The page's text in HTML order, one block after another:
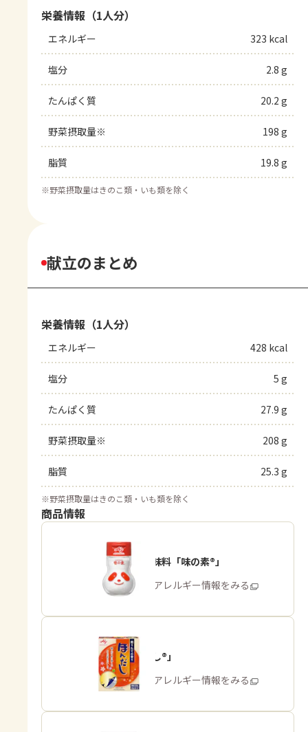
栄養情報（1人分）
エネルギー 323 kcal
塩分 2.8 g
たんぱく質 20.2 g
野菜摂取量※ 198 g
脂質 19.8 g
※野菜摂取量はきのこ類・いも類を除く
献立のまとめ
栄養情報（1人分）
エネルギー 428 kcal
塩分 5 g
たんぱく質 27.9 g
野菜摂取量※ 208 g
脂質 25.3 g
※野菜摂取量はきのこ類・いも類を除く
商品情報
うま味調味料「味の素®」
商品・アレルギー情報をみる
「ほんだし®」
商品・アレルギー情報をみる